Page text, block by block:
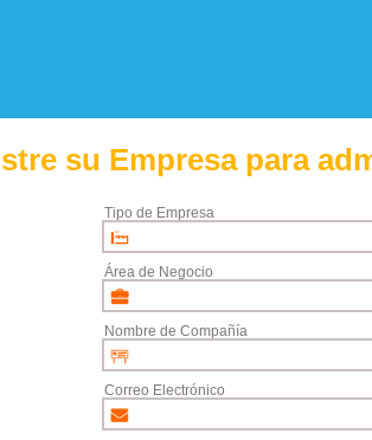
su Empresa para
Tipo de Empresa
Área de Negocio
Nombre de Compañía
Correo Electrónico